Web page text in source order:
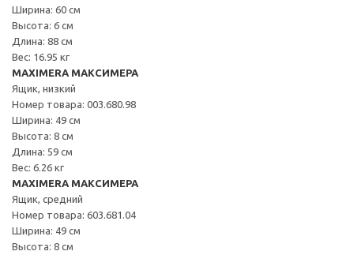
Ширина: 60 см
Высота: 6 см
Длина: 88 см
Вес: 16.95 кг
MAXIMERA МАКСИМЕРА
Ящик, низкий
Номер товара: 003.680.98
Ширина: 49 см
Высота: 8 см
Длина: 59 см
Вес: 6.26 кг
MAXIMERA МАКСИМЕРА
Ящик, средний
Номер товара: 603.681.04
Ширина: 49 см
Высота: 8 см